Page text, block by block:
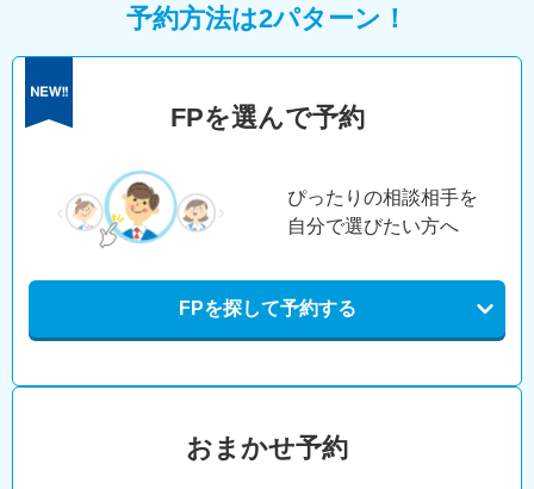
予約方法は2パターン！
FPを選んで予約
ぴったりの相談相手を
自分で選びたい方へ
FPを探して予約する
おまかせ予約